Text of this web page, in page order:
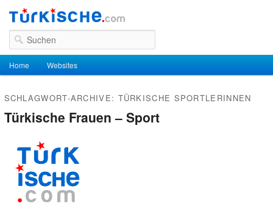
Suchen
Hauptmenü
Zum Inhalt wechseln
Zum sekundären Inhalt wechseln
Home Websites
SCHLAGWORT-ARCHIVE: TÜRKISCHE SPORTLERINNEN
Türkische Frauen – Sport